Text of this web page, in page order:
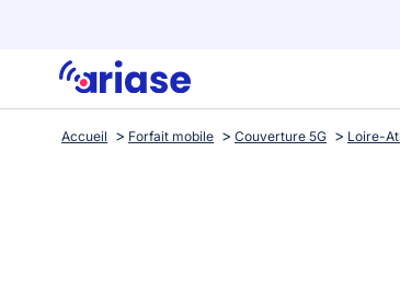
Accueil Forfait mobile Couverture 5G Loire-